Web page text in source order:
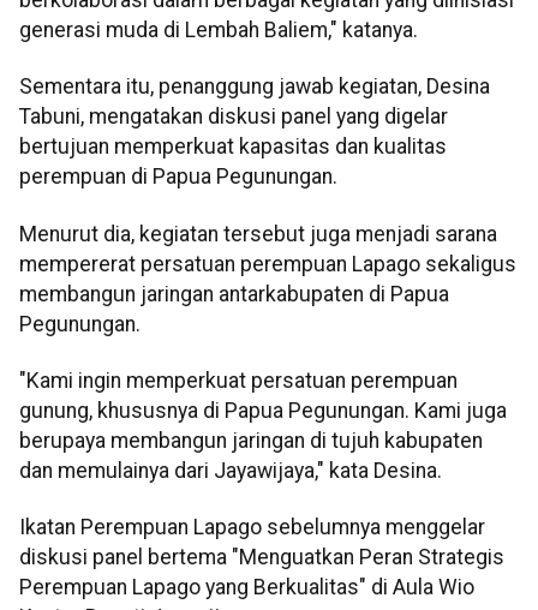
generasi muda di Lembah Baliem," katanya.
Sementara itu, penanggung jawab kegiatan, Desina
Tabuni, mengatakan diskusi panel yang digelar
bertujuan memperkuat kapasitas dan kualitas
perempuan di Papua Pegunungan.
Menurut dia, kegiatan tersebut juga menjadi sarana
mempererat persatuan perempuan Lapago sekaligus
membangun jaringan antarkabupaten di Papua
Pegunungan.
"Kami ingin memperkuat persatuan perempuan
gunung, khususnya di Papua Pegunungan. Kami juga
berupaya membangun jaringan di tujuh kabupaten
dan memulainya dari Jayawijaya," kata Desina.
Ikatan Perempuan Lapago sebelumnya menggelar
diskusi panel bertema "Menguatkan Peran Strategis
Perempuan Lapago yang Berkualitas" di Aula Wio